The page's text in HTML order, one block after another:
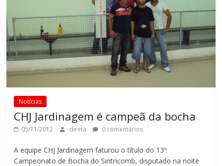
Notícias
CHJ Jardinagem é campeã da bocha
05/11/2012 direta 0 comentários
A equipe CHJ Jardinagem faturou o título do 13º
Campeonato de Bocha do Sintricomb, disputado na noite